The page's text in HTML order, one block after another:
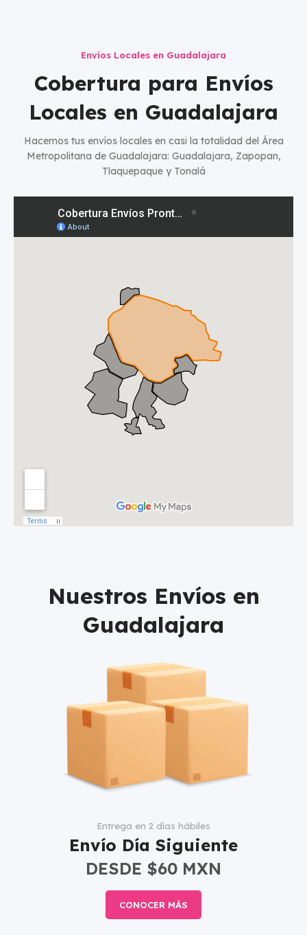
Envíos Locales en Guadalajara
Cobertura para Envíos
Locales en Guadalajara
Hacemos tus envíos locales en casi la totalidad del Área
Metropolitana de Guadalajara: Guadalajara, Zapopan,
Tlaquepaque y Tonalá
Nuestros Envíos en
Guadalajara
Entrega en 2 días hábiles
Envío Día Siguiente
DESDE $60 MXN
CONOCER MÁS